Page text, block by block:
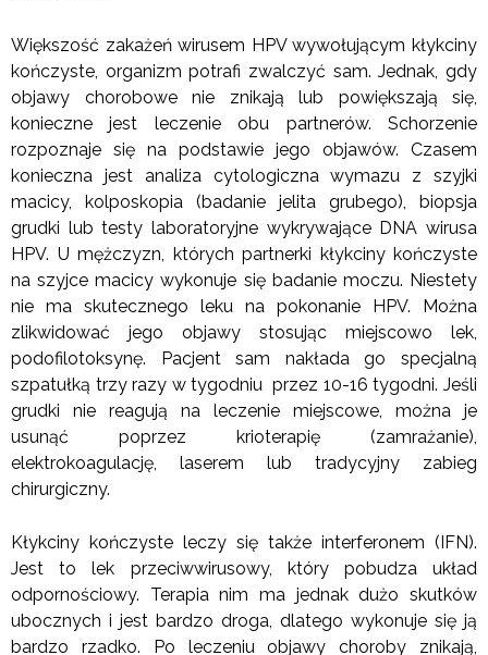
Większość zakażeń wirusem HPV wywołującym kłykciny
kończyste, organizm potrafi zwalczyć sam. Jednak, gdy
objawy chorobowe nie znikają lub powiększają się,
konieczne jest leczenie obu partnerów. Schorzenie
rozpoznaje się na podstawie jego objawów. Czasem
konieczna jest analiza cytologiczna wymazu z szyjki
macicy, kolposkopia (badanie jelita grubego), biopsja
grudki lub testy laboratoryjne wykrywające DNA wirusa
HPV. U mężczyzn, których partnerki kłykciny kończyste
na szyjce macicy wykonuje się badanie moczu. Niestety
nie ma skutecznego leku na pokonanie HPV. Można
zlikwidować jego objawy stosując miejscowo lek,
podofilotoksynę. Pacjent sam nakłada go specjalną
szpatułką trzy razy w tygodniu przez 10-16 tygodni. Jeśli
grudki nie reagują na leczenie miejscowe, można je
usunąć poprzez krioterapię (zamrażanie),
elektrokoagulację, laserem lub tradycyjny zabieg
chirurgiczny.
Kłykciny kończyste leczy się także interferonem (IFN).
Jest to lek przeciwwirusowy, który pobudza układ
odpornościowy. Terapia nim ma jednak dużo skutków
ubocznych i jest bardzo droga, dlatego wykonuje się ją
bardzo rzadko. Po leczeniu objawy choroby znikają,